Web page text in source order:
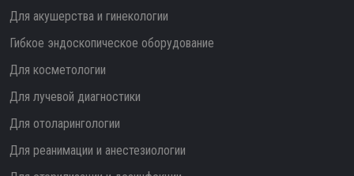
Для акушерства и гинекологии
Гибкое эндоскопическое оборудование
Для косметологии
Для лучевой диагностики
Для отоларингологии
Для реанимации и анестезиологии